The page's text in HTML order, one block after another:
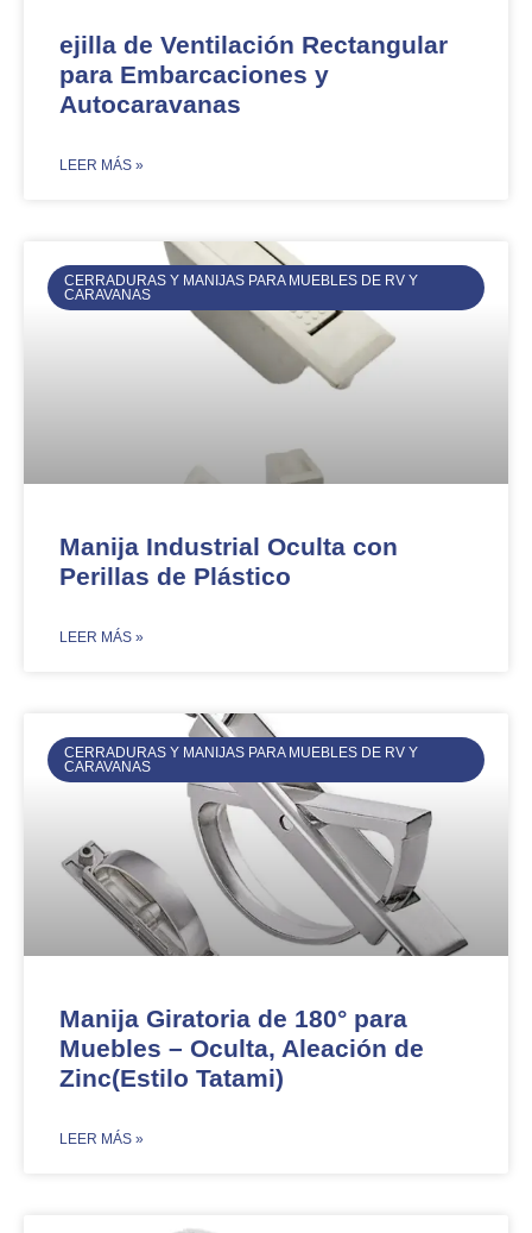
ejilla de Ventilación Rectangular
para Embarcaciones y
Autocaravanas​
​LEER MÁS »
CERRADURAS Y MANIJAS PARA MUEBLES DE RV Y
CARAVANAS
Manija Industrial Oculta con
Perillas de Plástico
​LEER MÁS »
CERRADURAS Y MANIJAS PARA MUEBLES DE RV Y
CARAVANAS
Manija Giratoria de 180° para
Muebles – Oculta, Aleación de
Zinc(Estilo Tatami)
​LEER MÁS »